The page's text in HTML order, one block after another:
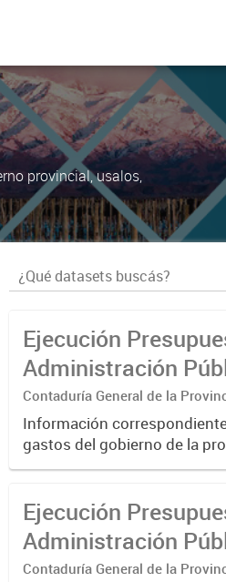
provincial, usalos,
Ejecución
Administración
Contaduría General de la
Información
gastos del gobierno de la
través del Sistema SIDICO.
Ejecución
Administración
Contaduría General de la